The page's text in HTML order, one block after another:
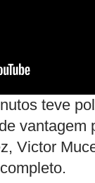
teve
Victor